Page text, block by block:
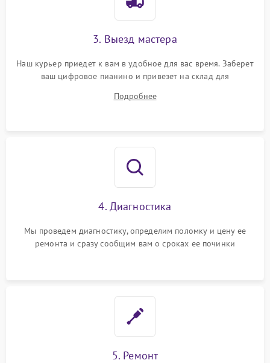
3. Выезд мастера
Наш курьер приедет к вам в удобное для вас время. Заберет
ваш цифровое пианино и привезет на склад для
Подробнее
4. Диагностика
Мы проведем диагностику, определим поломку и цену ее
ремонта и сразу сообщим вам о сроках ее починки
5. Ремонт